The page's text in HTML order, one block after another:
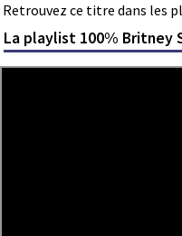
Retrouvez ce titre dans les
La playlist 100% Britney